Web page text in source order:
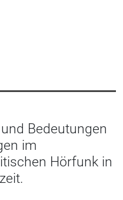
Bedeutungen
im
Hörfunk in